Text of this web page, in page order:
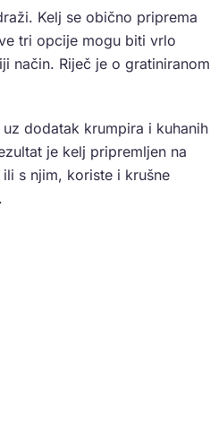
Kelj se obično priprema
tri opcije mogu biti vrlo
način. Riječ je o gratiniranom
dodatak krumpira i kuhanih
je kelj pripremljen na
s njim, koriste i krušne